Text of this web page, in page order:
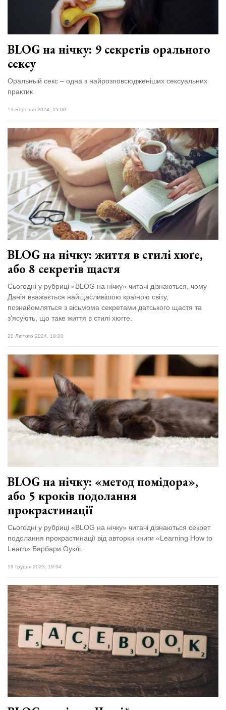
BLOG на нічку: 9 секретів орального
сексу
Оральный секс – одна з найрозповсюдженіших сексуальних
практик.
15 Березня 2024, 15:00
BLOG на нічку: життя в стилі хюґе,
або 8 секретів щастя
Сьогодні у рубриці «BLOG на нічку» читачі дізнаються, чому
Данія вважається найщасливішою країною світу,
познайомляться з вісьмома секретами датського щастя та
з'ясують, що таке життя в стилі хюгге.
20 Лютого 2024, 18:00
BLOG на нічку: «метод помідора»,
або 5 кроків подолання
прокрастинації
Сьогодні у рубриці «BLOG на нічку» читачі дізнаються секрет
подолання прокрастинації від авторки книги «Learning How to
Learn» Барбари Оуклі.
19 Грудня 2023, 19:04